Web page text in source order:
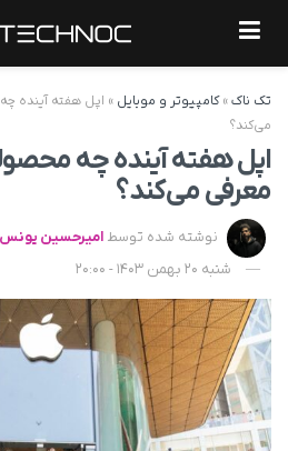
تک ناک»کامپیوتر و موبایل » اپل هفته آینده
می‌کند؟
اپل هفته آینده چه
معرفی می‌کند؟
نوشته شده توسط امیرحسین یونس
شنبه 20 بهمن 1403 - 20:00